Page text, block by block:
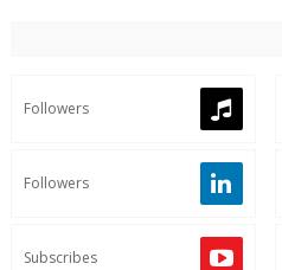
Followers
Followers
Subscribes